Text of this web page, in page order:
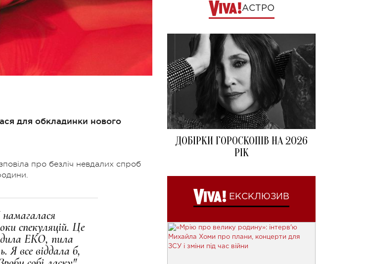
для обкладинки нового
про безліч невдалих спроб
спекуляцій. Це
ЕКО, пила
Я все віддала б,
АСТРО
ДОБІРКИ ГОРОСКОПІВ НА 2026
РІК
ЕКСКЛЮЗИВ